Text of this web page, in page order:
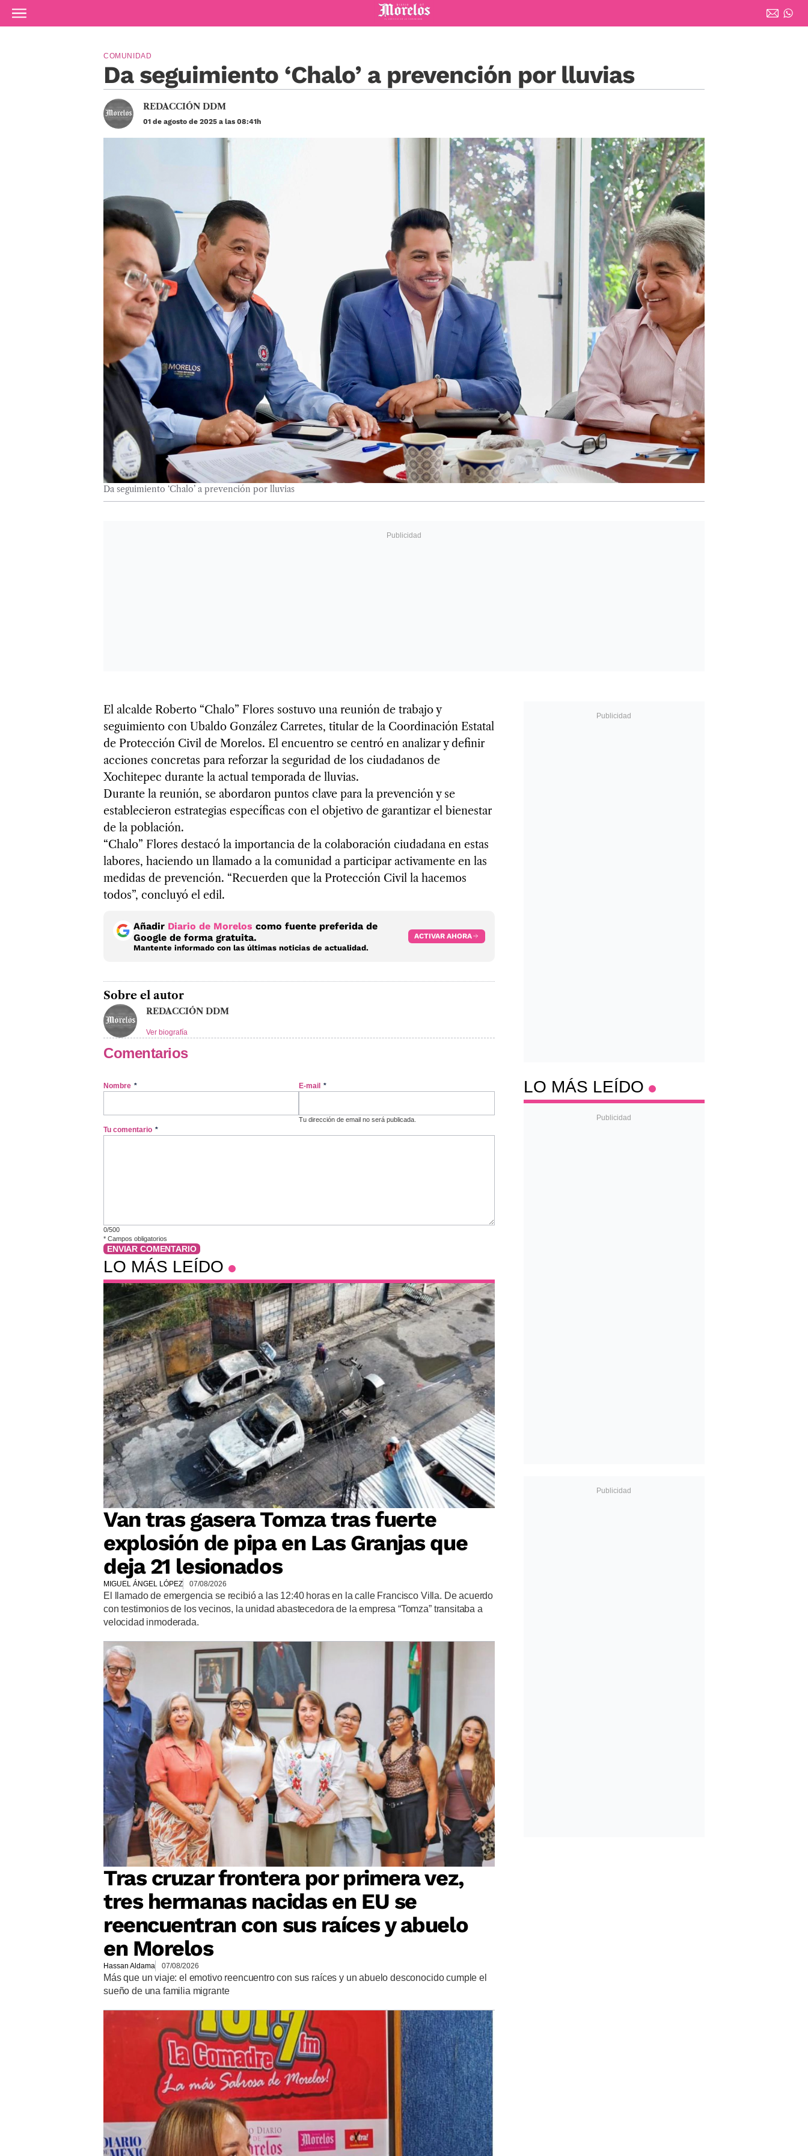
Ir al contenido principal
Diario de Morelos
Da seguimiento ‘Chalo’ a prevención por lluvias
COMUNIDAD
REDACCIÓN DDM
01 de agosto de 2025 a las 08:41h
Da seguimiento ‘Chalo’ a prevención por lluvias
El alcalde Roberto “Chalo” Flores sostuvo una reunión de trabajo y
seguimiento con Ubaldo González Carretes, titular de la Coordinación Estatal
de Protección Civil de Morelos. El encuentro se centró en analizar y definir
acciones concretas para reforzar la seguridad de los ciudadanos de
Xochitepec durante la actual temporada de lluvias.
Durante la reunión, se abordaron puntos clave para la prevención y se
establecieron estrategias específicas con el objetivo de garantizar el bienestar
de la población.
“Chalo” Flores destacó la importancia de la colaboración ciudadana en estas
labores, haciendo un llamado a la comunidad a participar activamente en las
medidas de prevención. “Recuerden que la Protección Civil la hacemos
todos”, concluyó el edil.
Añadir Diario de Morelos como fuente preferida de
Google de forma gratuita.
Mantente informado con las últimas noticias de actualidad.
ACTIVAR AHORA
Sobre el autor
REDACCIÓN DDM
Ver biografía
Comentarios
Nombre * E-mail *
Tu dirección de email no será publicada.
Tu comentario *
0/500
* Campos obligatorios
ENVIAR COMENTARIO
LO MÁS LEÍDO
Van tras gasera Tomza tras fuerte
explosión de pipa en Las Granjas que
deja 21 lesionados
MIGUEL ÁNGEL LÓPEZ 07/08/2026
El llamado de emergencia se recibió a las 12:40 horas en la calle Francisco Villa. De acuerdo
con testimonios de los vecinos, la unidad abastecedora de la empresa “Tomza” transitaba a
velocidad inmoderada.
Tras cruzar frontera por primera vez,
tres hermanas nacidas en EU se
reencuentran con sus raíces y abuelo
en Morelos
Hassan Aldama 07/08/2026
Más que un viaje: el emotivo reencuentro con sus raíces y un abuelo desconocido cumple el
sueño de una familia migrante
LO MÁS LEÍDO